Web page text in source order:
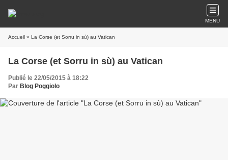
MENU
Accueil » La Corse (et Sorru in sù) au Vatican
La Corse (et Sorru in sù) au Vatican
Publié le 22/05/2015 à 18:22
Par Blog Poggiolo